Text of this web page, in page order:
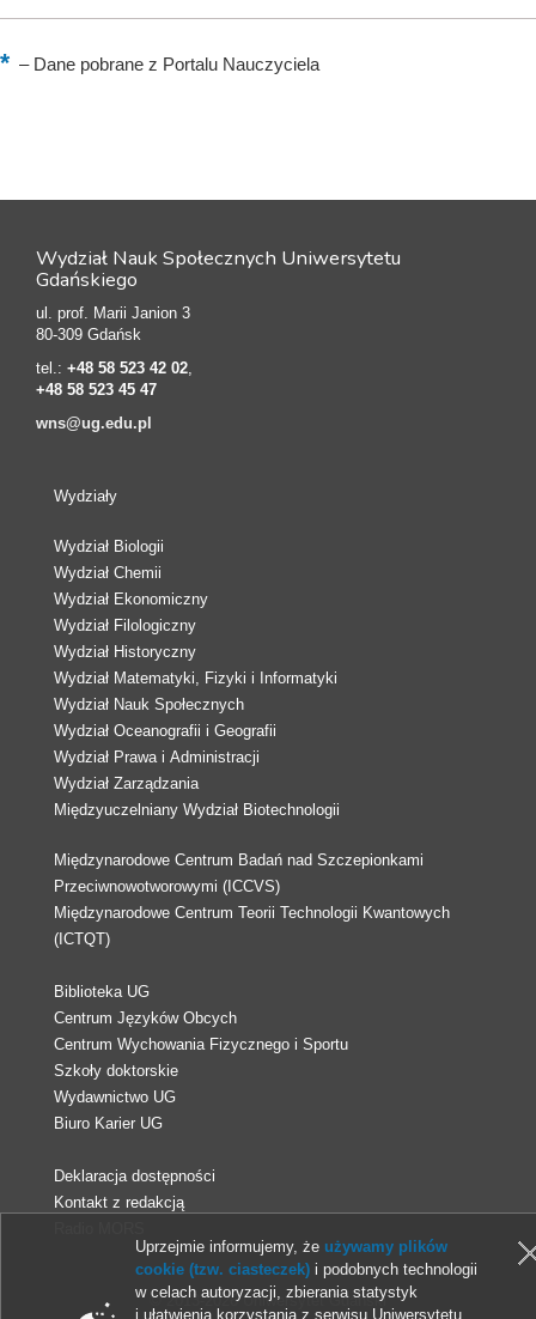
–Dane pobrane z Portalu Nauczyciela
Wydział Nauk Społecznych Uniwersytetu
Gdańskiego
ul. prof. Marii Janion 3
80-309 Gdańsk
tel.: +48 58 523 42 02,
+48 58 523 45 47
wns@ug.edu.pl
Wydziały
Wydział Biologii
Wydział Chemii
Wydział Ekonomiczny
Wydział Filologiczny
Wydział Historyczny
Wydział Matematyki, Fizyki i Informatyki
Wydział Nauk Społecznych
Wydział Oceanografii i Geografii
Wydział Prawa i Administracji
Wydział Zarządzania
Międzyuczelniany Wydział Biotechnologii
Międzynarodowe Centrum Badań nad Szczepionkami
Przeciwnowotworowymi (ICCVS)
Międzynarodowe Centrum Teorii Technologii Kwantowych
(ICTQT)
Biblioteka UG
Centrum Języków Obcych
Centrum Wychowania Fizycznego i Sportu
Szkoły doktorskie
Wydawnictwo UG
Biuro Karier UG
Deklaracja dostępności
Kontakt z redakcją
© 2013-2026 Uniwersytet Gdański
Uprzejmie informujemy, że używamy plików
cookie (tzw. ciasteczek) i podobnych technologii
w celach autoryzacji, zbierania statystyk
i ułatwienia korzystania z serwisu Uniwersytetu